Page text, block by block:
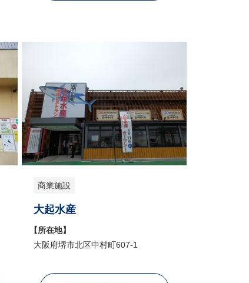
商業施設
大起水産
【所在地】
大阪府堺市北区中村町607-1